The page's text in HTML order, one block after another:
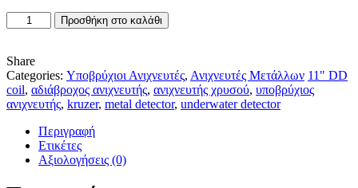
Makro
Multi
Υποβρύχιος
Ανιχνευτής
Μετάλλων
ποσότητα
Προσθήκη στο καλάθι
Share
Categories: Υποβρύχιοι Ανιχνευτές, Ανιχνευτές Μετάλλων 11" DD
coil, αδιάβροχος ανιχνευτής, ανιχνευτής χρυσού, υποβρύχιος
ανιχνευτής, kruzer, metal detector, underwater detector
Περιγραφή
Ετικέτες
Αξιολογήσεις (0)